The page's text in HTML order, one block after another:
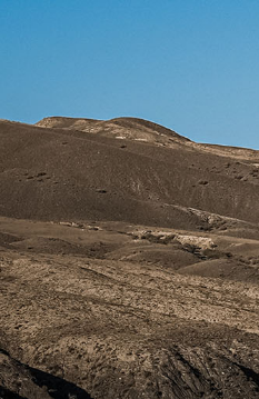
研发
品牌
摩旅风
光
服务
联系
中文